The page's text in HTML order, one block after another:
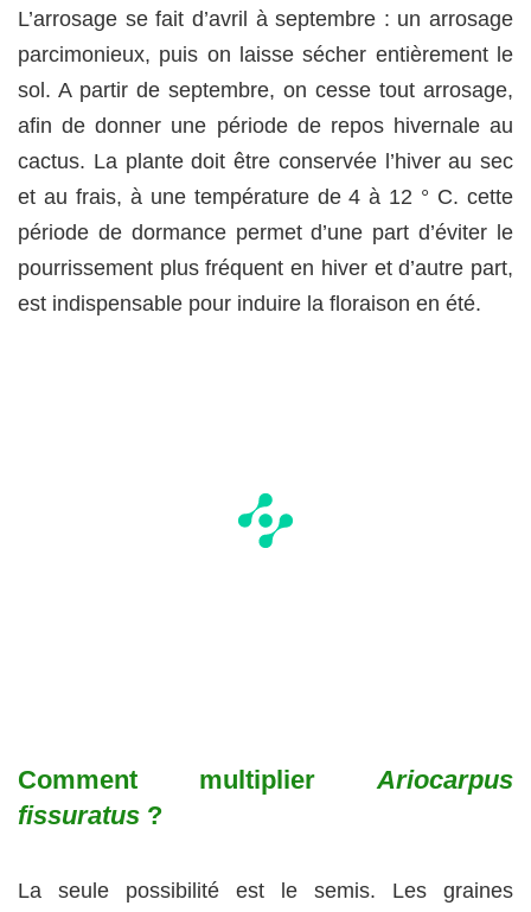
L’arrosage se fait d’avril à septembre : un arrosage
parcimonieux, puis on laisse sécher entièrement le
sol. A partir de septembre, on cesse tout arrosage,
afin de donner une période de repos hivernale au
cactus. La plante doit être conservée l’hiver au sec
et au frais, à une température de 4 à 12 ° C. cette
période de dormance permet d’une part d’éviter le
pourrissement plus fréquent en hiver et d’autre part,
est indispensable pour induire la floraison en été.
Comment multiplierAriocarpus
fissuratus ?
La seule possibilité est le semis. Les graines